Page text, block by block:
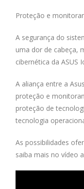
Proteção e
A segurança do
uma dor de cabeça,
cibernética da ASUS
A aliança entre a
proteção e
proteção de
tecnologia
As possibilidades
saiba mais no vídeo